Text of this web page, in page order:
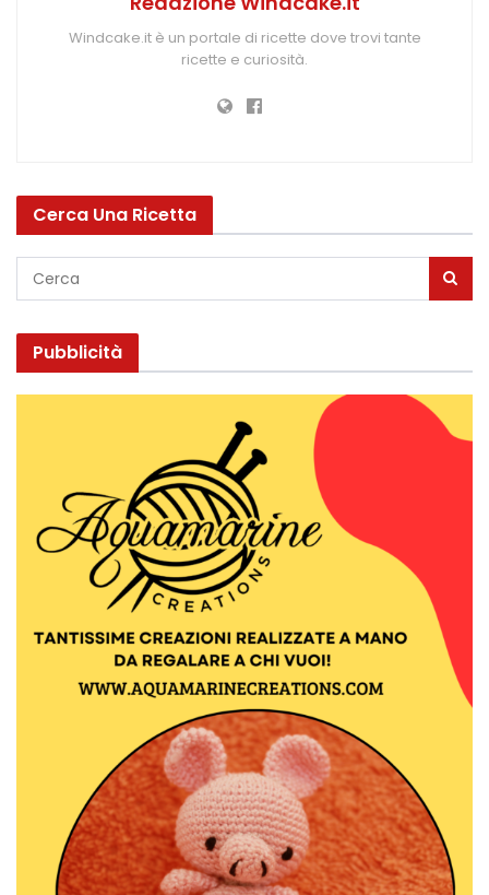
Windcake.it è un portale di ricette dove trovi tante
ricette e curiosità.
Cerca Una Ricetta
Pubblicità